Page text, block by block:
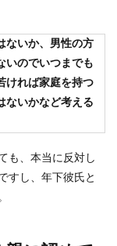
めとは？遠距離
合わせは場所をどこ
お礼は、グルー
ないか、男性の方
いのでいつまでも
ければ家庭を持つ
ないかなど考える
も、本当に反対し
すし、年下彼氏と